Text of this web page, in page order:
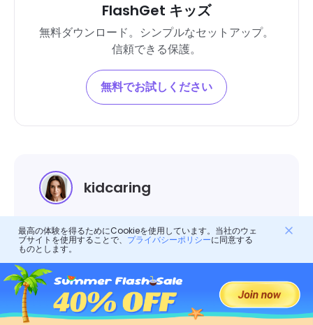
FlashGet キッズ
無料ダウンロード。シンプルなセットアップ。
信頼できる保護。
無料でお試しください
kidcaring
kidcaring、 FlashGet Kids のチーフライタ
ー。
彼女はデジタル世界でのペアレントコントロー
ルの形成に専念しています。 彼女は子育て業
界の経験豊富な専門家であり、さまざまなペア
レンタル コントロール アプリのレポート作成
最高の体験を得るためにCookieを使用しています。当社のウェ
ブサイトを使用することで、 プライバシーポリシーに同意する
ものとします。